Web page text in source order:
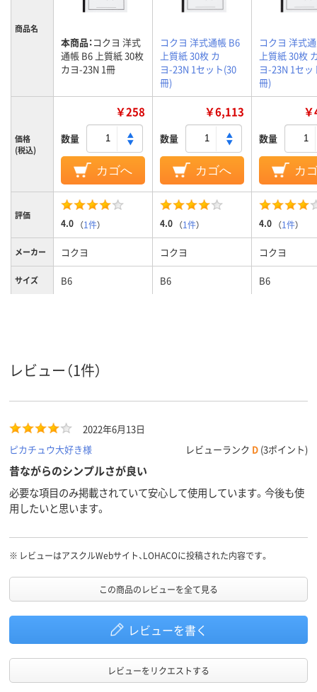
商品名
本商品：コクヨ 洋式
通帳 B6 上質紙 30枚
カヨ-23N 1冊
コクヨ 洋式通帳 B6
上質紙 30枚 カ
ヨ-23N 1セット(30
冊)
コクヨ 洋式
上質紙 30枚
ヨ-23N 1セッ
冊)
価格
(税込)
￥258
数量
カゴへ
￥6,113
数量
カゴへ
数量
カ
評価
4.0 （1件） 4.0 （1件） 4.0 （1件）
メーカー コクヨ コクヨ コクヨ
サイズ B6 B6 B6
レビュー（1件）
2022年6月13日
ピカチュウ大好き様
レビューランク D (3ポイント)
昔ながらのシンプルさが良い
必要な項目のみ掲載されていて安心して使用しています。今後も使
用したいと思います。
※ レビューはアスクルWebサイト、LOHACOに投稿された内容です。
この商品のレビューを全て見る
レビューを書く
レビューをリクエストする